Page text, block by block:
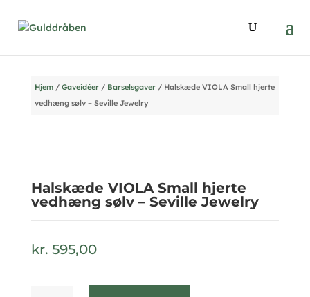
Hjem/ Gaveidéer/ Barselsgaver/ Halskæde VIOLA Small hjerte
vedhæng sølv – Seville Jewelry
Halskæde VIOLA Small hjerte
vedhæng sølv – Seville Jewelry
kr. 595,00